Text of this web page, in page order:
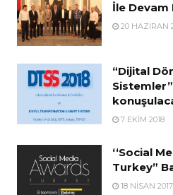
İle Devam
20 HAZIRAN
“Dijital
7 EKIM 2018
‘‘Social
Turkey”
18 NISAN 2017